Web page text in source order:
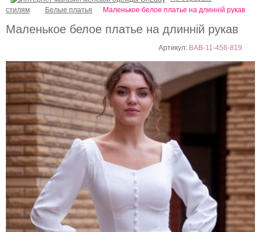
Маленькое белое платье на длинній рукав
Артикул: BAB-11-456-819
стилям
Белые платья Маленькое белое платье на длинній рукав